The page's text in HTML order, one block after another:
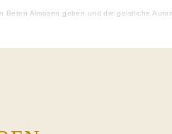
Beten Almosen geben und die geistliche